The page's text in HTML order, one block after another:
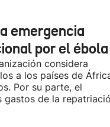
emergencia
por el ébola
considera
a los países de
Por su parte, el
gastos de la